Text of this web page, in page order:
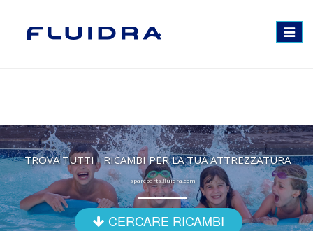
Toggle
TROVA TUTTI I RICAMBI PER LA TUA ATTREZZATURA
spareparts.fluidra.com
CERCARE RICAMBI